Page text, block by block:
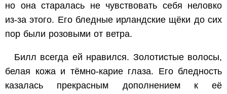
но она старалась не чувствовать себя неловко
из-за этого. Его бледные ирландские щёки до сих
пор были розовыми от ветра.
Билл всегда ей нравился. Золотистые волосы,
белая кожа и тёмно-карие глаза. Его бледность
казалась прекрасным дополнением к её